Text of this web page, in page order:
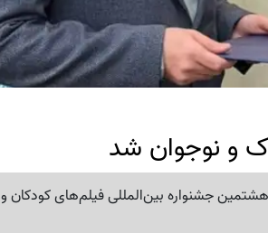
و نوجوان شد
جشنواره بین‌المللی فیلم‌های کودکان و